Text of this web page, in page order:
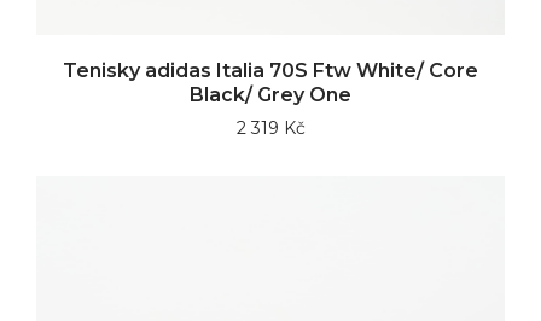
Tenisky adidas Italia 70S Ftw White/ Core
Black/ Grey One
2 319 Kč